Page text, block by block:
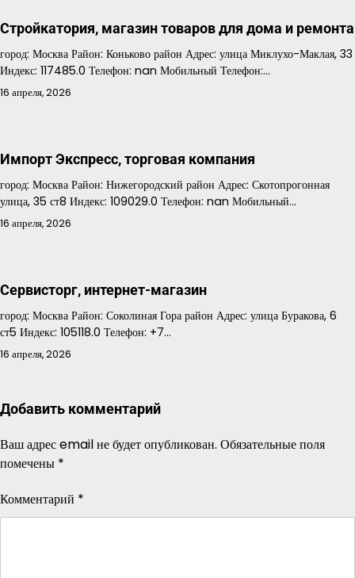
Стройкатория, магазин товаров для дома и ремонта
город: Москва Район: Коньково район Адрес: улица Миклухо-Маклая, 33
Индекс: 117485.0 Телефон: nan Мобильный Телефон:…
16 апреля, 2026
Импорт Экспресс, торговая компания
город: Москва Район: Нижегородский район Адрес: Скотопрогонная
улица, 35 ст8 Индекс: 109029.0 Телефон: nan Мобильный…
16 апреля, 2026
Сервисторг, интернет-магазин
город: Москва Район: Соколиная Гора район Адрес: улица Буракова, 6
ст5 Индекс: 105118.0 Телефон: +7…
16 апреля, 2026
Добавить комментарий
Ваш адрес email не будет опубликован. Обязательные поля
помечены *
Комментарий *